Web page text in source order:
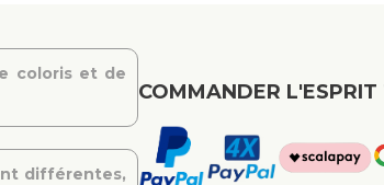
coloris et de
différentes,
COMMANDER